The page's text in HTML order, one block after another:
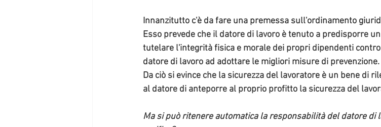
Innanzitutto c'è da fare una premessa sull'ordinamento
Esso prevede che il datore di lavoro è tenuto a predisporre
tutelare l'integrità fisica e morale dei propri dipendenti
datore di lavoro ad adottare le migliori misure di prevenzione.
Da ciò si evince che la sicurezza del lavoratore è un bene di
al datore di anteporre al proprio profitto la sicurezza del
Ma si può ritenere automatica la responsabilità del datore di